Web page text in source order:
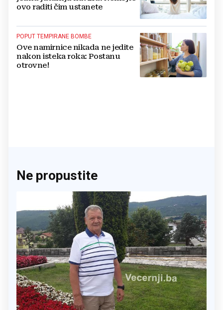
ovo raditi čim ustanete
POPUT TEMPIRANE BOMBE
Ove namirnice nikada ne jedite
nakon isteka roka: Postanu
otrovne!
Ne propustite